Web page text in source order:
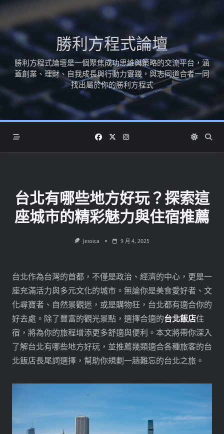
Skip
content
勝利方程式論壇
勝利方程式論壇是一個聚焦成功思維與策略的交流平台，涵
蓋創業、理財、自我成長與行動力實踐，與志同道合者一同
找出屬於你的勝利方程式
台北有哪些地方好玩？探索這
座城市的精彩魅力與住宿推薦
Jessica 9 月 4, 2025
台北作為台灣的首都，不僅是政治、經濟的中心，更是一
座充滿活力與多元文化的城市。無論你是美食愛好者、文
化尋寶者、自然景觀迷，或是購物狂，台北都有適合你的
好去處。除了豐富的觀光景點，選擇合適的台北飯店住
宿，將為你的旅程增添更多舒適與便利。本文將帶你深入
了解台北有哪些地方好玩，並推薦幾類適合各種旅客的台
北飯店長尾詞選擇，幫助你規劃一趟難忘的台北之旅。